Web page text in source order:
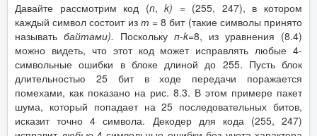
Давайте рассмотрим код (n,k) = (255, 247), в котором
каждый символ состоит из т = 8 бит (такие символы принято
называть байтами). Поскольку п-k=8, из уравнения (8.4)
можно видеть, что этот код может исправлять любые 4-
символьные ошибки в блоке длиной до 255. Пусть блок
длительностью 25 бит в ходе передачи поражается
помехами, как показано на рис. 8.3. В этом примере пакет
шума, который попадает на 25 последовательных битов,
исказит точно 4 символа. Декодер для кода (255, 247)